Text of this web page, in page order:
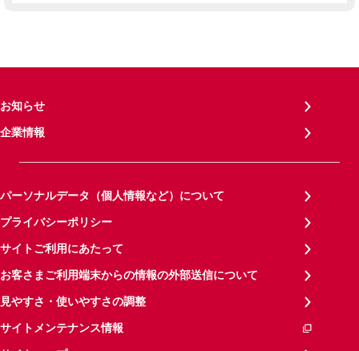
お知らせ
企業情報
パーソナルデータ（個人情報など）について
プライバシーポリシー
サイトご利用にあたって
お客さまご利用端末からの情報の外部送信について
見やすさ・使いやすさの調整
サイトメンテナンス情報